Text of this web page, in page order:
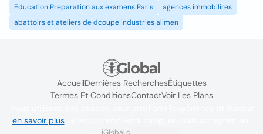
Education Preparation aux examens Paris
agences immobilires
abattoirs et ateliers de dcoupe industries alimen
AccueilDernières RecherchesÉtiquettes
Termes Et ConditionsContactVoir Les Plans
iGlobal.co @ 2024
en savoir plus. Si vous continuez à naviguer, vous acceptez leur